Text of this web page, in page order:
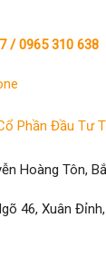
/0965 310 638
Phần Đầu Tư
Hoàng Tôn,
46, Xuân